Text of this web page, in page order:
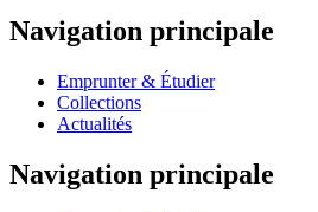
Navigation principale
Emprunter & Étudier
Collections
Actualités
Navigation principale